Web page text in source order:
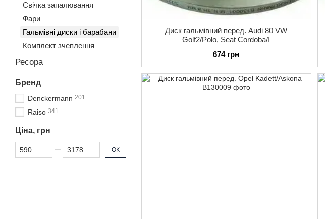
Диск гальмівний перед. Audi 80 VW
Golf2/Polo, Seat Cordoba/I
674 грн
Свічка запалювання
Фари
Гальмівні диски і барабани
Комплект зчеплення
Ресора
Бренд
Denckermann 201
Raiso 341
Ціна, грн
Від Ціна, грн
До Ціна, грн ОК